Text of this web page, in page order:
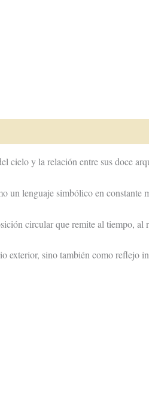
cielo y la relación entre sus doce
un lenguaje simbólico en
circular que remite al tiempo,
exterior, sino también como reflejo